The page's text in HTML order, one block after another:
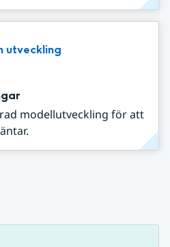
utveckling
modellutveckling för att